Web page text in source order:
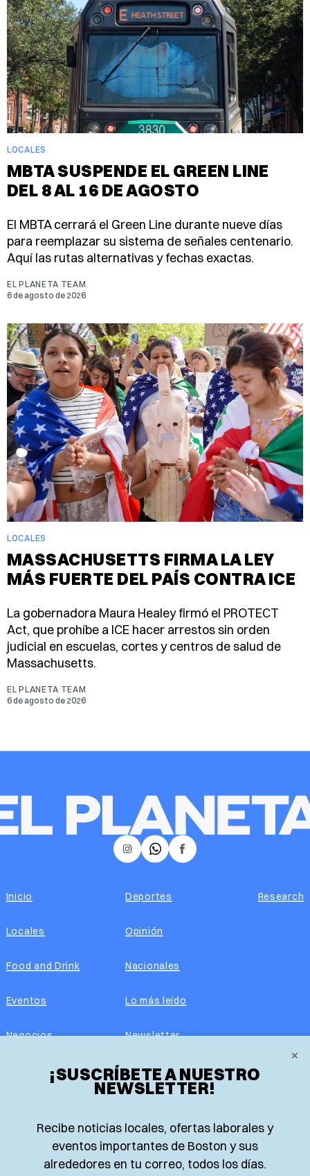
LOCALES
MBTA SUSPENDE EL GREEN LINE
DEL 8 AL 16 DE AGOSTO
El MBTA cerrará el Green Line durante nueve días
para reemplazar su sistema de señales centenario.
Aquí las rutas alternativas y fechas exactas.
EL PLANETA TEAM
6 de agosto de 2026
LOCALES
MASSACHUSETTS FIRMA LA LEY
MÁS FUERTE DEL PAÍS CONTRA ICE
La gobernadora Maura Healey firmó el PROTECT
Act, que prohíbe a ICE hacer arrestos sin orden
judicial en escuelas, cortes y centros de salud de
Massachusetts.
EL PLANETA TEAM
6 de agosto de 2026
×
¡SUSCRÍBETE A NUESTRO
NEWSLETTER!
Recibe noticias locales, ofertas laborales y
eventos importantes de Boston y sus
alrededores en tu correo, todos los días.
𝕏 Facebook
Instagram
Inicio
Locales
Food and Drink
Eventos
Negocios
Real Estate
Guía de Recursos
Deportes
Opinión
Nacionales
Lo más leído
Newsletter
Edición impresa
Advertise with us
Research